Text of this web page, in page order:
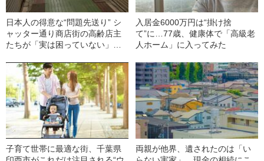
日本人の得意な“問題先送り” シ
ャッター通り商店街の高齢店主
たちが「実は困っていない」意
入居金6000万円は“掛け捨
て”に…77歳、健康体で「高級老
人ホーム」に入ってみた
子育て世帯に最適な街、千葉県
両親が他界、遺されたのは「い